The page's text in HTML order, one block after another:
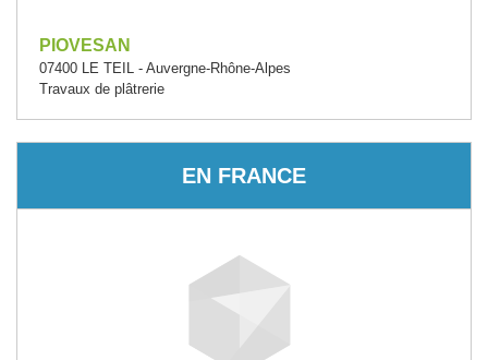
PIOVESAN
07400 LE TEIL - Auvergne-Rhône-Alpes
Travaux de plâtrerie
EN FRANCE